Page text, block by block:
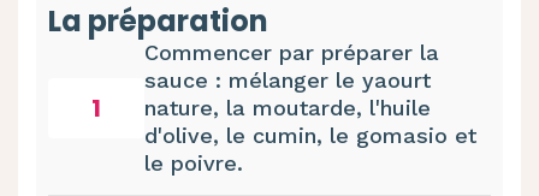
La préparation
1
Commencer par préparer la
sauce : mélanger le yaourt
nature, la moutarde, l'huile
d'olive, le cumin, le gomasio et
le poivre.